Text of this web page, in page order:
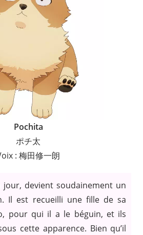
Pochita
ポチ太
: 梅田修一朗
devient soudainement un
Il est recueilli une fille de sa
pour qui il a le béguin, et ils
cette apparence. Bien qu’il